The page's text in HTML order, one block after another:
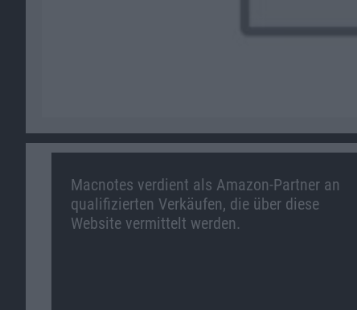
Macnotes verdient als Amazon-Partner an
qualifizierten Verkäufen, die über diese
Website vermittelt werden.